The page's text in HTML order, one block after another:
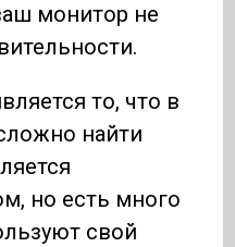
монитор не
то, что в
найти
но есть много
свой